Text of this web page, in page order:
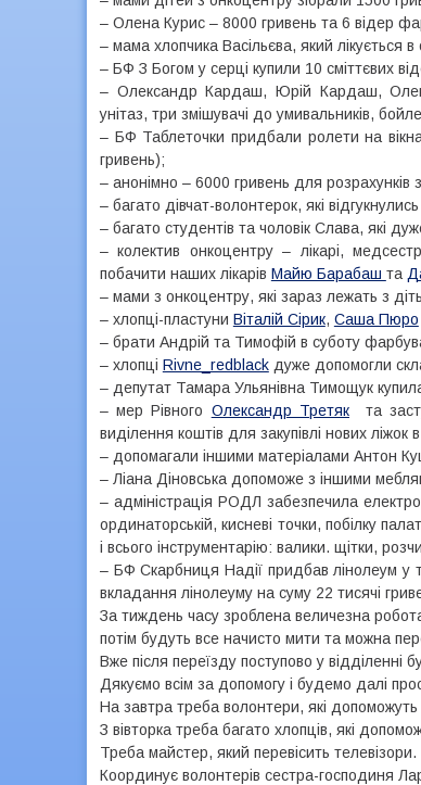
– Олена Курис – 8000 гривень та 6 відер
– мама хлопчика Васільєва, який лікується
– БФ З Богом у серці купили 10 сміттєвих
– Олександр Кардаш, Юрій Кардаш,
унітаз, три змішувачі до умивальників,
– БФ Таблеточки придбали ролети на
гривень);
– анонімно – 6000 гривень для розрахунків
– багато дівчат-волонтерок, які
– багато студентів та чоловік Слава, які
– колектив онкоцентру – лікарі,
побачити наших лікарів Майю Барабаш та
– мами з онкоцентру, які зараз лежать з
– хлопці-пластуни Віталій Сірик, Саша Пюро
– брати Андрій та Тимофій в суботу
– хлопці Rivne_redblackдуже допомогли
– депутат Тамара Ульянівна Тимощук
– мер Рівного Олександр Третяк та
виділення коштів для закупівлі нових ліжок
– допомагали іншими матеріалами Антон
– Ліана Діновська допоможе з іншими
– адміністрація РОДЛ забезпечила
ординаторській, кисневі точки, побілку
і всього інструментарію: валики. щітки,
– БФ Скарбниця Надії придбав лінолеум у
вкладання лінолеуму на суму 22 тисячі
За тиждень часу зроблена величезна
потім будуть все начисто мити та можна
Вже після переїзду поступово у відділенні
Дякуємо всім за допомогу і будемо далі
На завтра треба волонтери, які
З вівторка треба багато хлопців, які
Треба майстер, який перевісить телевізори.
Координує волонтерів сестра-господиня